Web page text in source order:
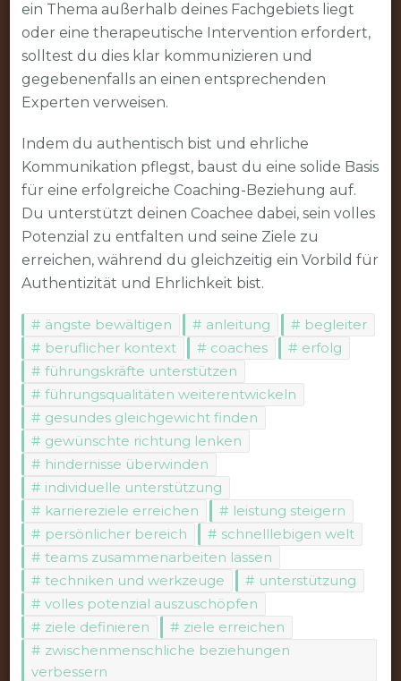
ein Thema außerhalb deines Fachgebiets liegt
oder eine therapeutische Intervention erfordert,
solltest du dies klar kommunizieren und
gegebenenfalls an einen entsprechenden
Experten verweisen.
Indem du authentisch bist und ehrliche
Kommunikation pflegst, baust du eine solide Basis
für eine erfolgreiche Coaching-Beziehung auf.
Du unterstützt deinen Coachee dabei, sein volles
Potenzial zu entfalten und seine Ziele zu
erreichen, während du gleichzeitig ein Vorbild für
Authentizität und Ehrlichkeit bist.
ängste bewältigen anleitung
begleiter
beruflicher kontext
coaches
erfolg
führungskräfte unterstützen
führungsqualitäten weiterentwickeln
gesundes gleichgewicht finden
gewünschte richtung lenken
hindernisse überwinden
individuelle unterstützung
karriereziele erreichen
leistung steigern
persönlicher bereich
schnelllebigen welt
teams zusammenarbeiten lassen
techniken und werkzeuge
unterstützung
volles potenzial auszuschöpfen
ziele definieren
ziele erreichen
zwischenmenschliche beziehungen
verbessern